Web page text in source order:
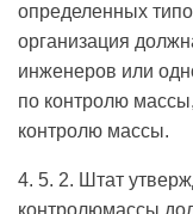
определенных
организация
инженеров или
по контролю
контролю массы.
4. 5. 2. Штат
контролюмассы